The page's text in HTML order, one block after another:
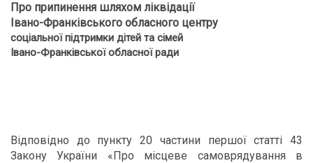
Про припинення шляхом ліквідації
Івано-Франківського обласного центру
соціальної підтримки дітей та сімей
Івано-Франківської обласної ради
Відповідно до пункту 20 частини першої статті 43
Закону України «Про місцеве самоврядування в